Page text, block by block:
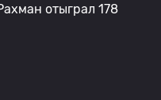
отыграл 178